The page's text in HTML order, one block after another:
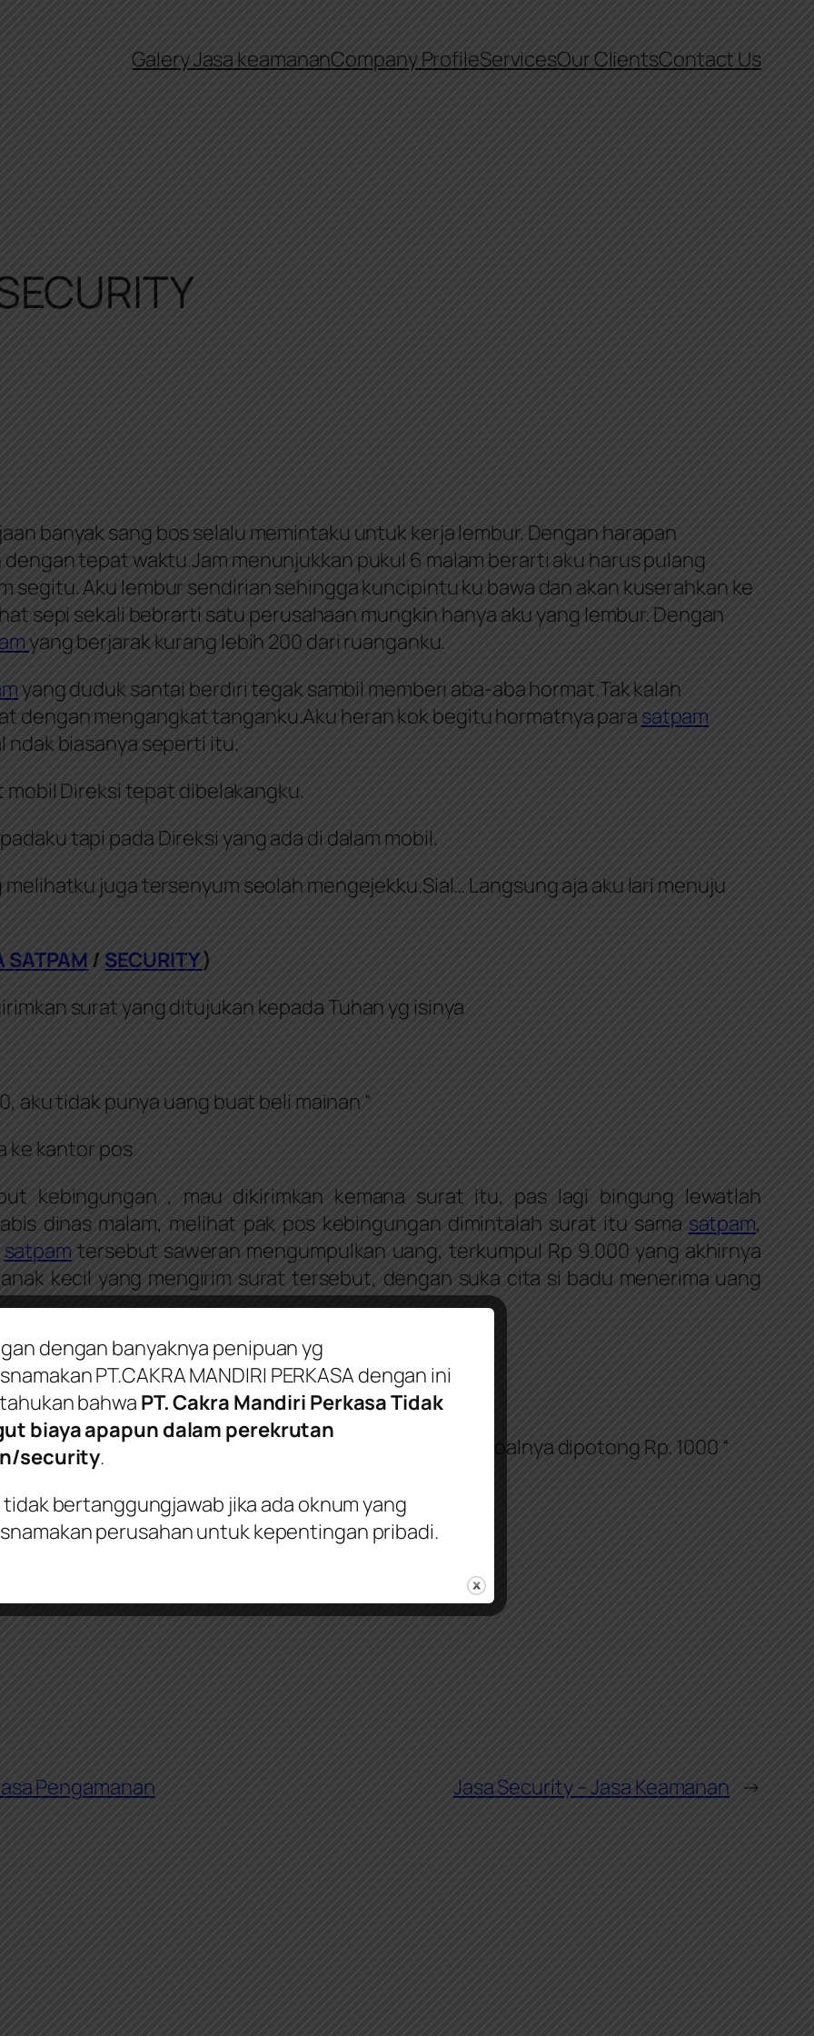
Galery Jasa keamananCompany ProfileServicesOur ClientsContact Us
banyak sang bos selalu memintaku untuk kerja lembur. Dengan harapan
tepat waktu.Jam menunjukkan pukul 6 malam berarti aku harus pulang
segitu. Aku lembur sendirian sehingga kuncipintu ku bawa dan akan kuserahkan ke
sepi sekali bebrarti satu perusahaan mungkin hanya aku yang lembur. Dengan
yang berjarak kurang lebih 200 dari ruanganku.
yang duduk santai berdiri tegak sambil memberi aba-aba hormat.Tak kalah
dengan mengangkat tanganku.Aku heran kok begitu hormatnya para satpam
biasanya seperti itu.
Direksi tepat dibelakangku.
tapi pada Direksi yang ada di dalam mobil.
melihatku juga tersenyum seolah mengejekku.Sial… Langsung aja aku lari menuju
SATPAM / SECURITY)
surat yang ditujukan kepada Tuhan yg isinya
aku tidak punya uang buat beli mainan “
ke kantor pos
kebingungan , mau dikirimkan kemana surat itu, pas lagi bingung lewatlah
dinas malam, melihat pak pos kebingungan dimintalah surat itu sama satpam,
satpam tersebut saweran mengumpulkan uang, terkumpul Rp 9.000 yang akhirnya
kecil yang mengirim surat tersebut, dengan suka cita si badu menerima uang
yang isinya
tetapi lain kali jangan dikirim lewat
soalnya dipotong Rp. 1000 “
Pengamanan Jasa Security – Jasa Keamanan →
dengan banyaknya penipuan yg
PT.CAKRA MANDIRI PERKASA dengan ini
bahwa PT. Cakra Mandiri Perkasa Tidak
biaya apapun dalam perekrutan
security.
tidak bertanggungjawab jika ada oknum yang
perusahan untuk kepentingan pribadi.